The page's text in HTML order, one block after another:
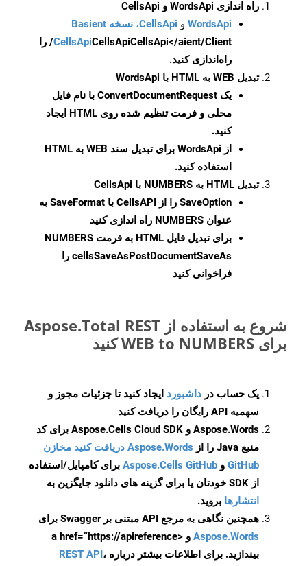
راه اندازی WordsApi و CellsApi
WordsApi و CellsApi، نسخه Basient
CellsApiCellsApi
CellsApi</aient/Client/ را
راه‌اندازی کنید.
تبدیل WEB به HTML با WordsApi
یک ConvertDocumentRequest با نام فایل
محلی و فرمت تنظیم شده روی HTML ایجاد
کنید.
از WordsApi برای تبدیل سند WEB به HTML
استفاده کنید.
تبدیل HTML به NUMBERS با CellsApi
SaveOption
را از CellsAPI با SaveFormat به
عنوان NUMBERS راه اندازی کنید
برای تبدیل فایل HTML به فرمت
NUMBERS
cellsSaveAsPostDocumentSaveAs را
فراخوانی کنید
شروع به استفاده از Aspose.Total REST
برای WEB to NUMBERS کنید
یک حساب در داشبورد ایجاد کنید تا جزئیات مجوز و
سهمیه API رایگان را دریافت کنید
Aspose.Words و Aspose.Cells Cloud SDK برای کد
منبع Java را از
Aspose.Words دریافت کنید مخازن
GitHub و Aspose.Cells GitHub برای کامپایل/استفاده
از SDK خودتان یا برای گزینه های دانلود جایگزین به
انتشارها بروید.
همچنین نگاهی به مرجع API مبتنی بر Swagger برای
Aspose.Words
و <a href=“https://apireference
بیندازید. برای اطلاعات بیشتر درباره REST API،